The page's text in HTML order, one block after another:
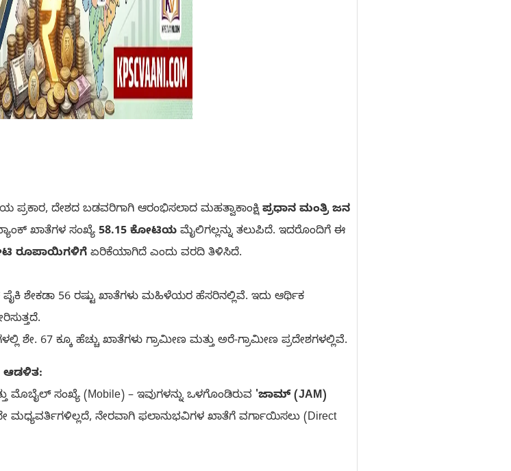
ದೇಶದ ಬಡವರಿಗಾಗಿ ಆರಂಭಿಸಲಾದ ಮಹತ್ವಾಕಾಂಕ್ಷಿಪ್ರಧಾನ ಮಂತ್ರಿ ಜನ
ಖಾತೆಗಳ ಸಂಖ್ಯೆ 58.15 ಕೋಟಿಯ ಮೈಲಿಗಲ್ಲನ್ನು ತಲುಪಿದೆ. ಇದರೊಂದಿಗೆ ಈ
ರೂಪಾಯಿಗಳಿಗೆ ಏರಿಕೆಯಾಗಿದೆ ಎಂದು ವರದಿ ತಿಳಿಸಿದೆ.
ಶೇಕಡಾ 56 ರಷ್ಟು ಖಾತೆಗಳು ಮಹಿಳೆಯರ ಹೆಸರಿನಲ್ಲಿವೆ. ಇದು ಆರ್ಥಿಕ
ಶೇ. 67 ಕ್ಕೂ ಹೆಚ್ಚು ಖಾತೆಗಳು ಗ್ರಾಮೀಣ ಮತ್ತು ಅರೆ-ಗ್ರಾಮೀಣ ಪ್ರದೇಶಗಳಲ್ಲಿವೆ.
ಆಡಳಿತ:
ಸಂಖ್ಯೆ (Mobile) – ಇವುಗಳನ್ನು ಒಳಗೊಂಡಿರುವ 'ಜಾಮ್ (JAM)
ನೇರವಾಗಿ ಫಲಾನುಭವಿಗಳ ಖಾತೆಗೆ ವರ್ಗಾಯಿಸಲು (Direct